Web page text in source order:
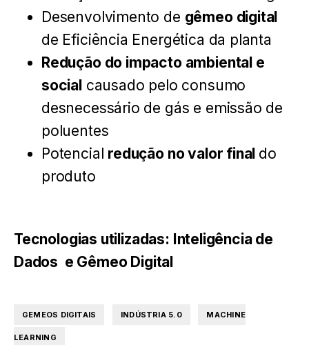
Desenvolvimento de gêmeo digital
de Eficiência Energética da planta
Redução do impacto ambiental e
socialcausado pelo consumo
desnecessário de gás e emissão de
poluentes
Potencial redução no valor final do
produto
Tecnologias utilizadas: Inteligência de
Dados e Gêmeo Digital
GEMEOS DIGITAIS INDÚSTRIA 5.0 MACHINE
LEARNING